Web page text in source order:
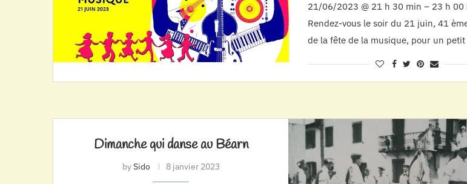
21/06/2023 @ 21 h 30 min – 23 h 00
Rendez-vous le soir du 21 juin, 41
de la fête de la musique, pour un
Dimanche qui danse au Béarn
bySido 8 janvier 2023